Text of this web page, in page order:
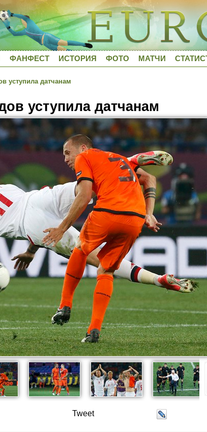
ФАНФЕСТ ИСТОРИЯ ФОТО МАТЧИ
уступила датчанам
уступила датчанам
Tweet